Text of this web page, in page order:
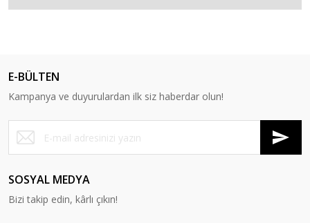
E-BÜLTEN
Kampanya ve duyurulardan ilk siz haberdar olun!
SOSYAL MEDYA
Bizi takip edin, kârlı çıkın!